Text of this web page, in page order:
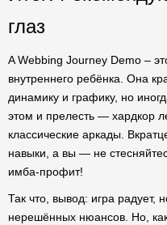
глаз
A Webbing Journey Demo –
внутреннего ребёнка. Она
динамику и графику, но
этом и прелесть — хардкор
классические аркады.
навыки, а вы — не
имба-профит!
Так что, вывод: игра радует,
нерешённых нюансов. Но,